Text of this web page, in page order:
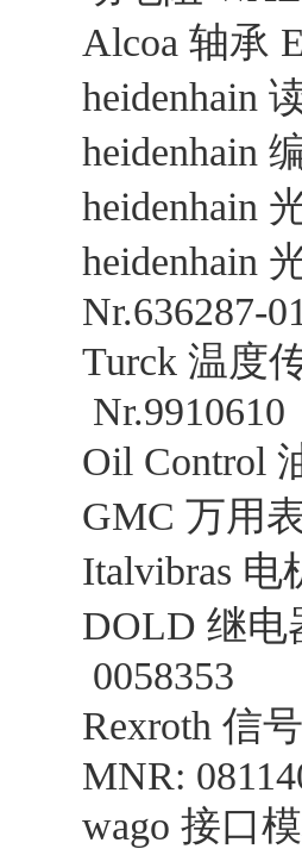
Alcoa 轴承
heidenhain
heidenhain
heidenhain
heidenhain
Nr.636287-
Turck 温度
Nr.9910610
Oil Control
GMC 万用
Italvibras 电
DOLD 继电
0058353
Rexroth 信
MNR:
wago 接口